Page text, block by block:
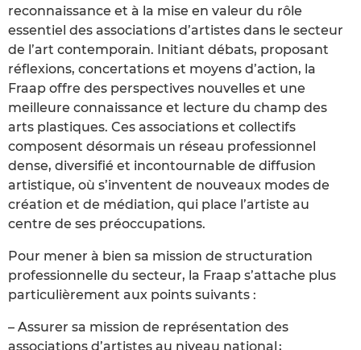
reconnaissance et à la mise en valeur du rôle
essentiel des associations d’artistes dans le secteur
de l’art contemporain. Initiant débats, proposant
réflexions, concertations et moyens d’action, la
Fraap offre des perspectives nouvelles et une
meilleure connaissance et lecture du champ des
arts plastiques. Ces associations et collectifs
composent désormais un réseau professionnel
dense, diversifié et incontournable de diffusion
artistique, où s’inventent de nouveaux modes de
création et de médiation, qui place l’artiste au
centre de ses préoccupations.
Pour mener à bien sa mission de structuration
professionnelle du secteur, la Fraap s’attache plus
particulièrement aux points suivants :
– Assurer sa mission de représentation des
associations d’artistes au niveau national ;